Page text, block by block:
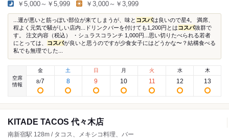
￥5,000～￥5,999 ￥3,000～￥3,999
...運が悪いと筋っぽい部位が来てしまうが、味と コスパは良いので星4。 満席、
程よく元気で騒がしい店内...ドリンクバーを付けても1,200円とはコスパ抜群で
す。 注文内容（税込） ・シュラスコランチ 1,000円...思い切りたべられる若者
にとっては、 コスパが良いと思うのですが少食女子にはどうかな〜？結構食べる
私でも無理でした...
空席
情報
金
8/7
土
8
日
9
月
10
火
11
水
12
木
13
KITADE TACOS 代々木店
南新宿駅 128m / タコス、メキシコ料理、バー